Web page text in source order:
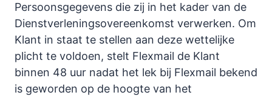
Persoonsgegevens die zij in het kader van de
Dienstverleningsovereenkomst verwerken. Om
Klant in staat te stellen aan deze wettelijke
plicht te voldoen, stelt Flexmail de Klant
binnen 48 uur nadat het lek bij Flexmail bekend
is geworden op de hoogte van het